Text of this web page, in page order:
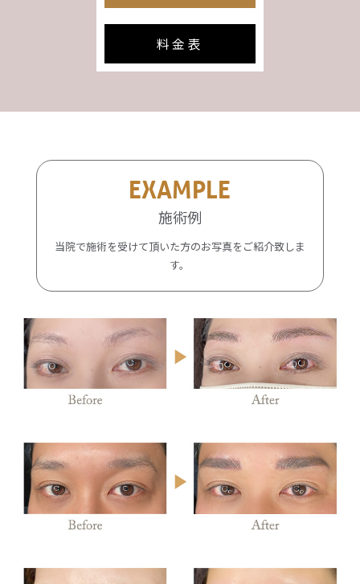
料金表
EXAMPLE
施術例
当院で施術を受けて頂いた方のお写真をご紹介致しま
す。